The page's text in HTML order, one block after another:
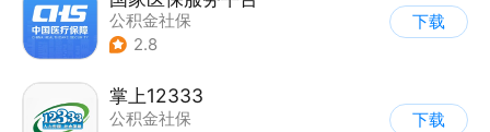
公积金社保
2.8
下载
掌上12333
公积金社保
下载